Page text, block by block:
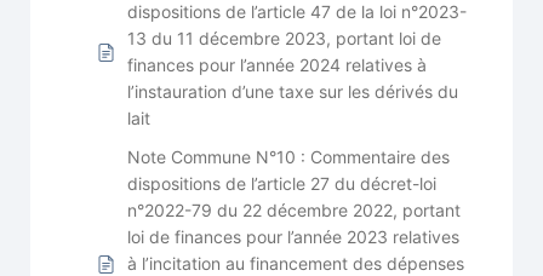
dispositions de l’article 47 de la loi n°2023-
13 du 11 décembre 2023, portant loi de
finances pour l’année 2024 relatives à
l’instauration d’une taxe sur les dérivés du
lait
Note Commune N°10 : Commentaire des
dispositions de l’article 27 du décret-loi
n°2022-79 du 22 décembre 2022, portant
loi de finances pour l’année 2023 relatives
à l’incitation au financement des dépenses